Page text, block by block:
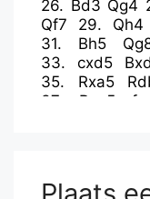
26. Bd3 Qg4
Qf7
29. Qh4
31. Bh5
33. cxd5
35. Rxa5
37. Bxe5